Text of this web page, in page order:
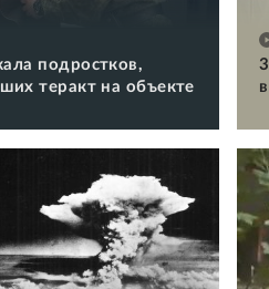
подростков,
теракт на объекте